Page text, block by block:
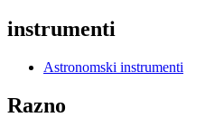
instrumenti
Astronomski instrumenti
Razno